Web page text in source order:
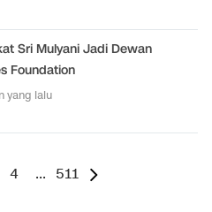
Sri Mulyani Jadi Dewan
Foundation
yang lalu
4 ... 511